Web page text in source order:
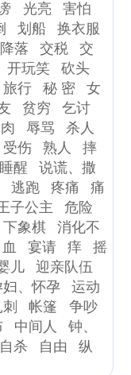
光亮
害怕
划船
换衣服
降落 交税
交
开玩笑
砍头
旅行 秘 密
女
贫穷
乞讨
肉 辱骂
杀人
受伤 熟人
摔
睡醒
说谎、撒
逃跑 疼痛
痛
子公主
危险
下象棋
消化不
血 宴请 痒
摇
儿
迎亲队伍
妇、怀孕
运动
帐篷
争吵
中间人
钟、
自杀 自由
纵